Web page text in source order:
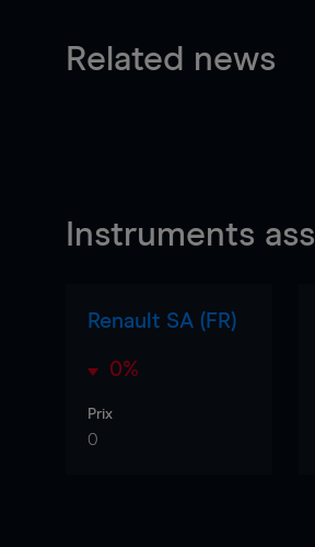
Related news
Instruments
Renault SA (FR)
0%
Prix
0